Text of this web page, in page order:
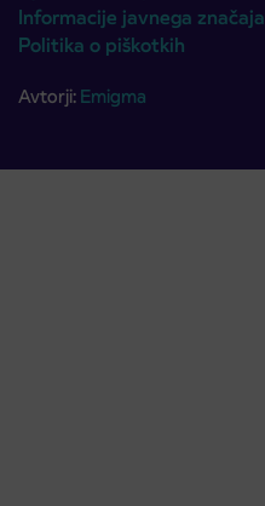
Informacije javnega značaja
Politika o piškotkih
Avtorji: Emigma